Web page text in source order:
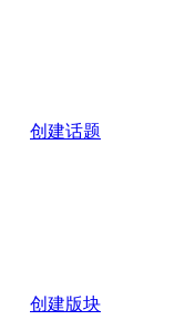
创建话题
创建版块